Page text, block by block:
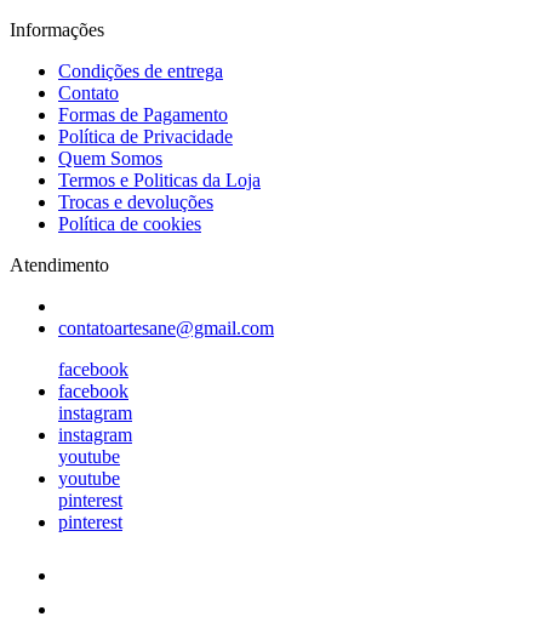
Informações
Condições de entrega
Contato
Formas de Pagamento
Política de Privacidade
Quem Somos
Termos e Politicas da Loja
Trocas e devoluções
Política de cookies
Atendimento
contatoartesane@gmail.com
facebook
facebook
instagram
instagram
youtube
youtube
pinterest
pinterest